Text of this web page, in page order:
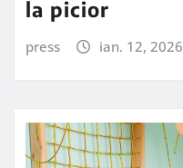
la picior
press ian. 12, 2026